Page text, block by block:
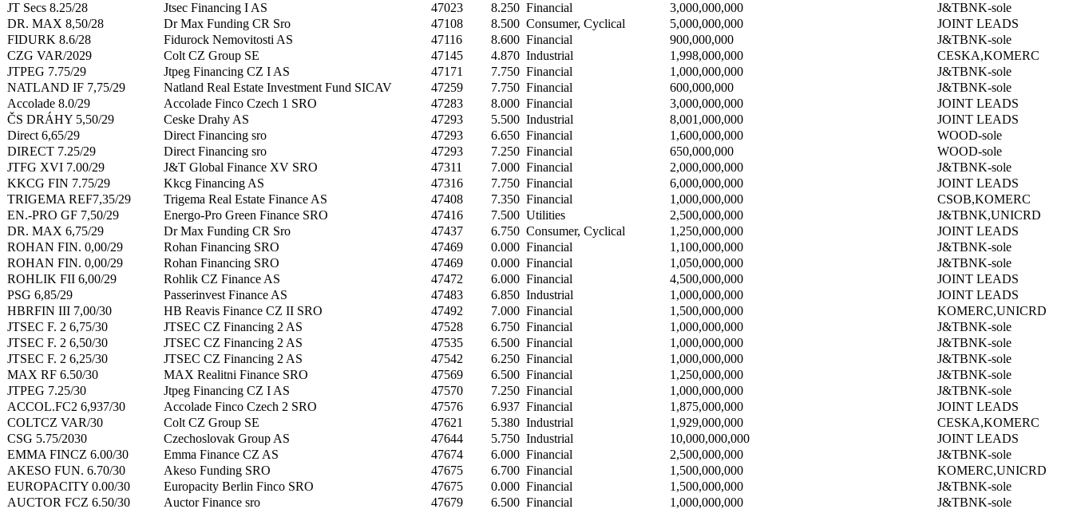
JT Secs 8.25/28
Jtsec Financing I AS 47023 8.250 Financial 3,000,000,000
J&TBNK-sole
DR. MAX 8,50/28
Dr Max Funding CR Sro 47108 8.500 Consumer, Cyclical 5,000,000,000
JOINT LEADS
FIDURK 8.6/28
Fidurock Nemovitosti AS 47116 8.600 Financial 900,000,000
J&TBNK-sole
CZG VAR/2029
Colt CZ Group SE 47145 4.870 Industrial 1,998,000,000
CESKA,KOMERC
JTPEG 7.75/29
Jtpeg Financing CZ I AS 47171 7.750 Financial 1,000,000,000
J&TBNK-sole
NATLAND IF 7,75/29
Natland Real Estate Investment Fund SICAV 47259 7.750 Financial 600,000,000
J&TBNK-sole
Accolade 8.0/29
Accolade Finco Czech 1 SRO 47283 8.000 Financial 3,000,000,000
JOINT LEADS
ČS DRÁHY 5,50/29
Ceske Drahy AS 47293 5.500 Industrial 8,001,000,000
JOINT LEADS
Direct 6,65/29
Direct Financing sro 47293 6.650 Financial 1,600,000,000
WOOD-sole
DIRECT 7.25/29
Direct Financing sro 47293 7.250 Financial 650,000,000
WOOD-sole
JTFG XVI 7.00/29
J&T Global Finance XV SRO 47311 7.000 Financial 2,000,000,000
J&TBNK-sole
KKCG FIN 7.75/29
Kkcg Financing AS 47316 7.750 Financial 6,000,000,000
JOINT LEADS
TRIGEMA REF7,35/29
Trigema Real Estate Finance AS 47408 7.350 Financial 1,000,000,000
CSOB,KOMERC
EN.-PRO GF 7,50/29
Energo-Pro Green Finance SRO 47416 7.500 Utilities 2,500,000,000
J&TBNK,UNICRD
DR. MAX 6,75/29
Dr Max Funding CR Sro 47437 6.750 Consumer, Cyclical 1,250,000,000
JOINT LEADS
ROHAN FIN. 0,00/29
Rohan Financing SRO 47469 0.000 Financial 1,100,000,000
J&TBNK-sole
ROHAN FIN. 0,00/29
Rohan Financing SRO 47469 0.000 Financial 1,050,000,000
J&TBNK-sole
ROHLIK FII 6,00/29
Rohlik CZ Finance AS 47472 6.000 Financial 4,500,000,000
JOINT LEADS
PSG 6,85/29
Passerinvest Finance AS 47483 6.850 Industrial 1,000,000,000
JOINT LEADS
HBRFIN III 7,00/30
HB Reavis Finance CZ II SRO 47492 7.000 Financial 1,500,000,000
KOMERC,UNICRD
JTSEC F. 2 6,75/30
JTSEC CZ Financing 2 AS 47528 6.750 Financial 1,000,000,000
J&TBNK-sole
JTSEC F. 2 6,50/30
JTSEC CZ Financing 2 AS 47535 6.500 Financial 1,000,000,000
J&TBNK-sole
JTSEC F. 2 6,25/30
JTSEC CZ Financing 2 AS 47542 6.250 Financial 1,000,000,000
J&TBNK-sole
MAX RF 6.50/30
MAX Realitni Finance SRO 47569 6.500 Financial 1,250,000,000
J&TBNK-sole
JTPEG 7.25/30
Jtpeg Financing CZ I AS 47570 7.250 Financial 1,000,000,000
J&TBNK-sole
ACCOL.FC2 6,937/30
Accolade Finco Czech 2 SRO 47576 6.937 Financial 1,875,000,000
JOINT LEADS
COLTCZ VAR/30
Colt CZ Group SE 47621 5.380 Industrial 1,929,000,000
CESKA,KOMERC
CSG 5.75/2030
Czechoslovak Group AS 47644 5.750 Industrial 10,000,000,000
JOINT LEADS
EMMA FINCZ 6.00/30
Emma Finance CZ AS 47674 6.000 Financial 2,500,000,000
J&TBNK-sole
AKESO FUN. 6.70/30
Akeso Funding SRO 47675 6.700 Financial 1,500,000,000
KOMERC,UNICRD
EUROPACITY 0.00/30
Europacity Berlin Finco SRO 47675 0.000 Financial 1,500,000,000
J&TBNK-sole
AUCTOR FCZ 6.50/30
Auctor Finance sro 47679 6.500 Financial 1,000,000,000 J&TBNK-sole